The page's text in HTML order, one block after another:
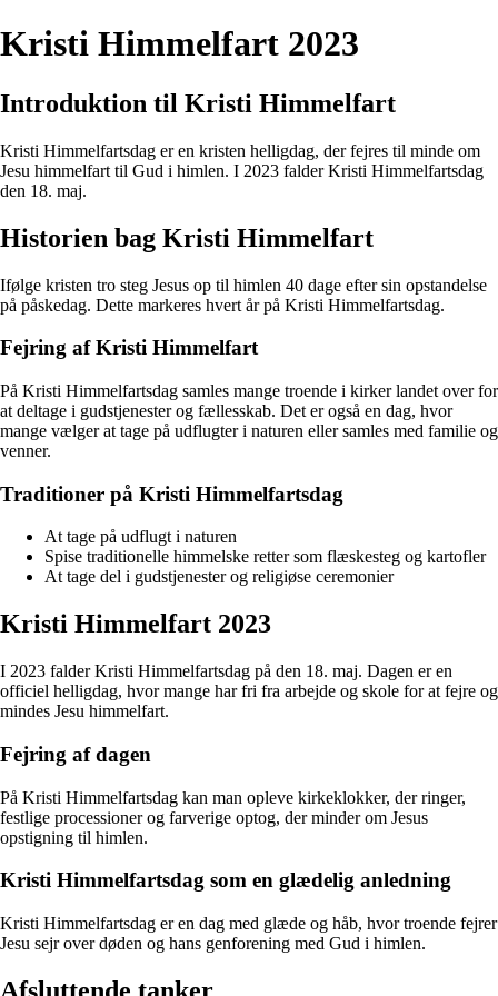
Kristi Himmelfart 2023
Introduktion til Kristi Himmelfart
Kristi Himmelfartsdag er en kristen helligdag, der fejres til minde om
Jesu himmelfart til Gud i himlen. I 2023 falder Kristi Himmelfartsdag
den 18. maj.
Historien bag Kristi Himmelfart
Ifølge kristen tro steg Jesus op til himlen 40 dage efter sin opstandelse
på påskedag. Dette markeres hvert år på Kristi Himmelfartsdag.
Fejring af Kristi Himmelfart
På Kristi Himmelfartsdag samles mange troende i kirker landet over for
at deltage i gudstjenester og fællesskab. Det er også en dag, hvor
mange vælger at tage på udflugter i naturen eller samles med familie og
venner.
Traditioner på Kristi Himmelfartsdag
At tage på udflugt i naturen
Spise traditionelle himmelske retter som flæskesteg og kartofler
At tage del i gudstjenester og religiøse ceremonier
Kristi Himmelfart 2023
I 2023 falder Kristi Himmelfartsdag på den 18. maj. Dagen er en
officiel helligdag, hvor mange har fri fra arbejde og skole for at fejre og
mindes Jesu himmelfart.
Fejring af dagen
På Kristi Himmelfartsdag kan man opleve kirkeklokker, der ringer,
festlige processioner og farverige optog, der minder om Jesus
opstigning til himlen.
Kristi Himmelfartsdag som en glædelig anledning
Kristi Himmelfartsdag er en dag med glæde og håb, hvor troende fejrer
Jesu sejr over døden og hans genforening med Gud i himlen.